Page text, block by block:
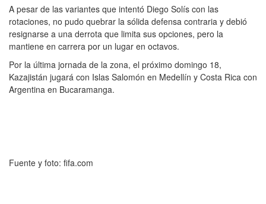
A pesar de las variantes que intentó Diego Solís con las
rotaciones, no pudo quebrar la sólida defensa contraria y debió
resignarse a una derrota que limita sus opciones, pero la
mantiene en carrera por un lugar en octavos.
Por la última jornada de la zona, el próximo domingo 18,
Kazajistán jugará con Islas Salomón en Medellín y Costa Rica con
Argentina en Bucaramanga.
Fuente y foto: fifa.com